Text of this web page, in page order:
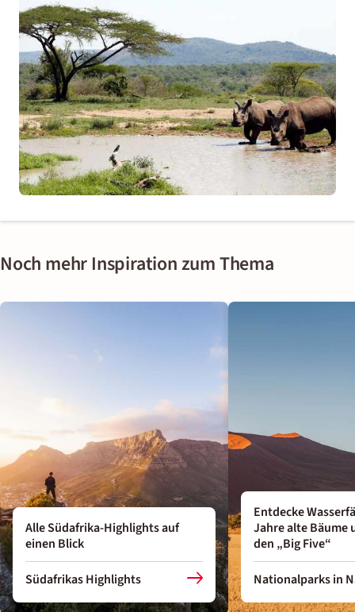
Noch mehr Inspiration zum Thema
Alle Südafrika-Highlights auf
einen Blick
Südafrikas Highlights
Entdecke
Jahre alte Bäume
den „Big Five“
Nationalparks in